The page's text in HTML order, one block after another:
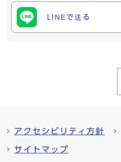
LINEで送る
アクセシビリティ方針
サイトマップ